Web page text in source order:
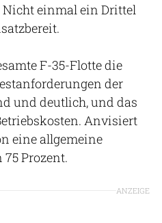
einmal ein Drittel
F-35-Flotte die
der
und deutlich, und das
Anvisiert
eine allgemeine
Prozent.
ANZEIGE